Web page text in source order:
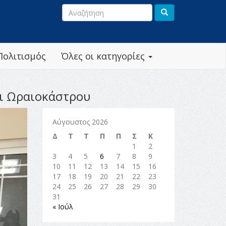
Όλες οι κατηγορίες
Ωραιοκάστρου
Αύγουστος 2026
Δ
Τ Τ Π Π Σ
Κ
1
2
3
4 5 6 7 8
9
10
11 12 13 14 15
16
17
18 19 20 21 22
23
24
25 26 27 28 29
30
31
« Ιούλ